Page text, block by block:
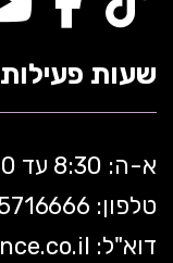
שעות פעילות
א-ה: 8:30 עד 16:30
טלפון: 050-5 716666
דוא"ל: